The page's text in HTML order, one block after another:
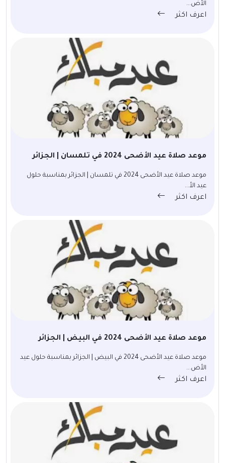
الأض...
اعرف اكثر
موعد صلاة عيد الأضحى 2024 في تلمسان | الجزائر
موعد صلاة عيد الأضحى 2024 في تلمسان | الجزائر بمناسبة حلول
عيد الأ...
اعرف اكثر
موعد صلاة عيد الأضحى 2024 في البيض | الجزائر
موعد صلاة عيد الأضحى 2024 في البيض | الجزائر بمناسبة حلول عيد
الأض...
اعرف اكثر